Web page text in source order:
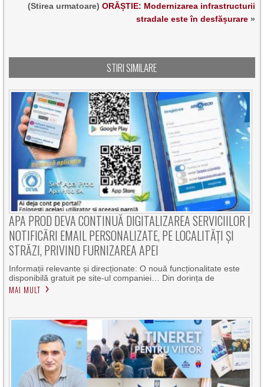
(Stirea urmatoare) ORĂȘTIE: Modernizarea infrastructurii
stradale este în desfășurare»
STIRI SIMILARE
APA PROD DEVA CONTINUĂ DIGITALIZAREA SERVICIILOR |
NOTIFICĂRI EMAIL PERSONALIZATE, PE LOCALITĂȚI ȘI
STRĂZI, PRIVIND FURNIZAREA APEI
Informații relevante și direcționate: O nouă funcționalitate este
disponibilă gratuit pe site-ul companiei… Din dorința de
MAI MULT